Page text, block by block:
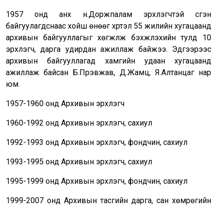
1957 онд анх н.Доржпалам эрхлэгчтэй үүсгэн
байгуулагдснаас хойш өнөөг хүртэл 55 жилийн хугацаанд
архивын байгууллагыг хөгжүүлж бэхжүүлэхийн тулд 10
эрхлэгч, дарга удирдан ажиллаж байжээ. Эдгээрээс
архивын байгууллагад хамгийн удаан хугацаанд
ажиллаж байсан Б.Пүрэвжав, Д.Жамц, Я.Алтанцаг нар
юм.
1957-1960 онд Архивын эрхлэгч
1960-1992 онд Архивын эрхлэгч, сахиул
1992-1993 онд Архивын эрхлэгч, фондчин, сахиул
1993-1995 онд Архивын эрхлэгч, сахиул
1995-1999 онд Архивын эрхлэгч, фондчин, сахиул
1999-2007 онд Архивын тасгийн дарга, сан хөмрөгийн